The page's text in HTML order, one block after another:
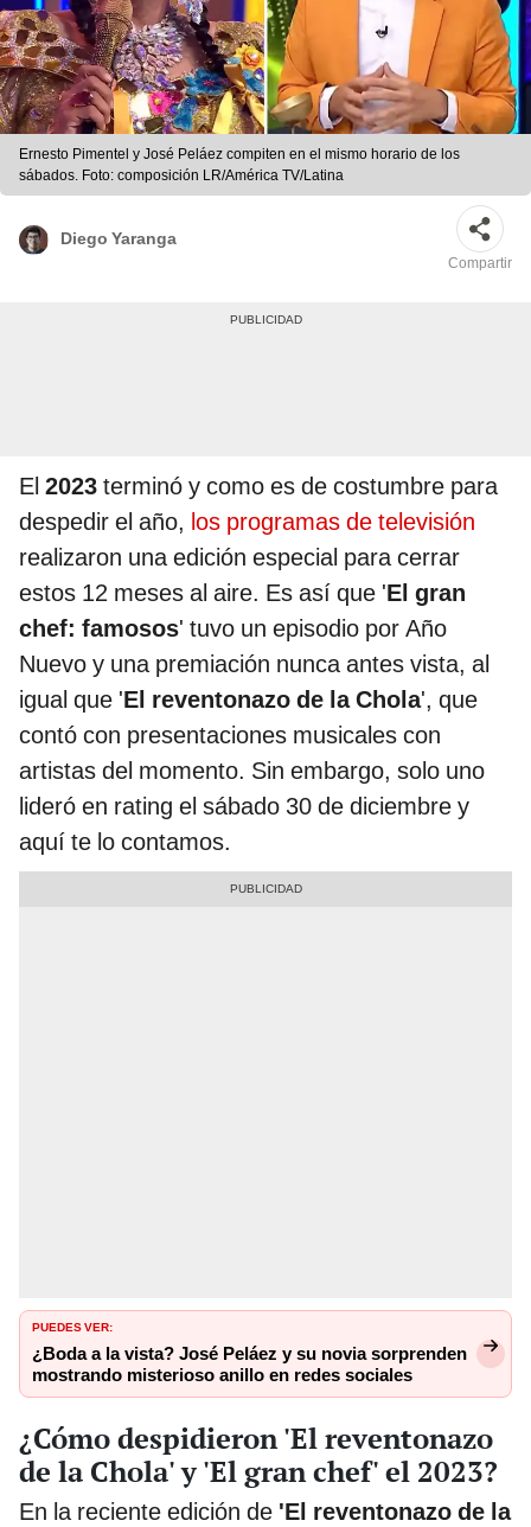
Ernesto Pimentel y José Peláez compiten en el mismo horario de los
sábados. Foto: composición LR/América TV/Latina
Diego Yaranga
Compartir
El 2023 terminó y como es de costumbre para
despedir el año, los programas de televisión
realizaron una edición especial para cerrar
estos 12 meses al aire. Es así que 'El gran
chef: famosos' tuvo un episodio por Año
Nuevo y una premiación nunca antes vista, al
igual que 'El reventonazo de la Chola', que
contó con presentaciones musicales con
artistas del momento. Sin embargo, solo uno
lideró en rating el sábado 30 de diciembre y
aquí te lo contamos.
PUEDES VER:
¿Boda a la vista? José Peláez y su novia sorprenden
mostrando misterioso anillo en redes sociales
¿Cómo despidieron 'El reventonazo
de la Chola' y 'El gran chef' el 2023?
En la reciente edición de 'El reventonazo de la